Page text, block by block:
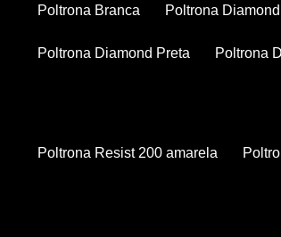
Poltrona Branca Poltrona
Poltrona Diamond Preta Poltrona
Poltrona Resist 200 amarela